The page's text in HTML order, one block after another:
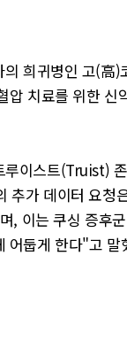
희귀병인 고(高)
압 치료를 위한 신
루이스트(Truist)
추가 데이터 요청
, 이는 쿠싱 증후
어둡게 한다"고 말